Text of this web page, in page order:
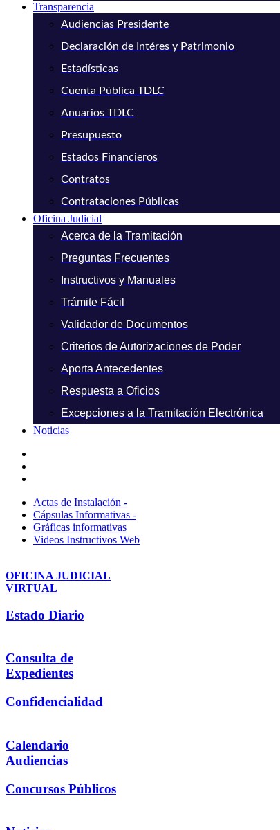
Transparencia
Audiencias Presidente
Declaración de Intéres y Patrimonio
Estadísticas
Cuenta Pública TDLC
Anuarios TDLC
Presupuesto
Estados Financieros
Contratos
Contrataciones Públicas
Oficina Judicial
Acerca de la Tramitación
Preguntas Frecuentes
Instructivos y Manuales
Trámite Fácil
Validador de Documentos
Criterios de Autorizaciones de Poder
Aporta Antecedentes
Respuesta a Oficios
Excepciones a la Tramitación Electrónica
Noticias
Actas de Instalación -
Cápsulas Informativas -
Gráficas informativas
Videos Instructivos Web
OFICINA JUDICIAL
VIRTUAL
Estado Diario
Consulta de
Expedientes
Confidencialidad
Calendario
Audiencias
Concursos Públicos